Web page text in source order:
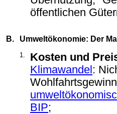
öffentlichen
B. Umweltökonomie: Der
1.
Kosten und
Klimawandel :
BIP;